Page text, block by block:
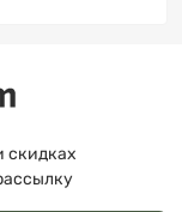
скидках